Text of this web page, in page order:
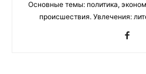
Основные темы: политика,
происшествия. Увлечения: